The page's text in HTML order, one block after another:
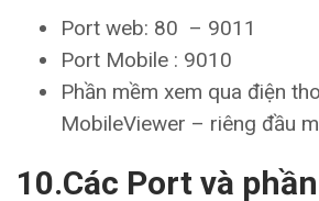
Port web: 80 – 9011
Port Mobile : 9010
Phần mềm xem qua điện
MobileViewer – riêng đầu
10.Các Port và